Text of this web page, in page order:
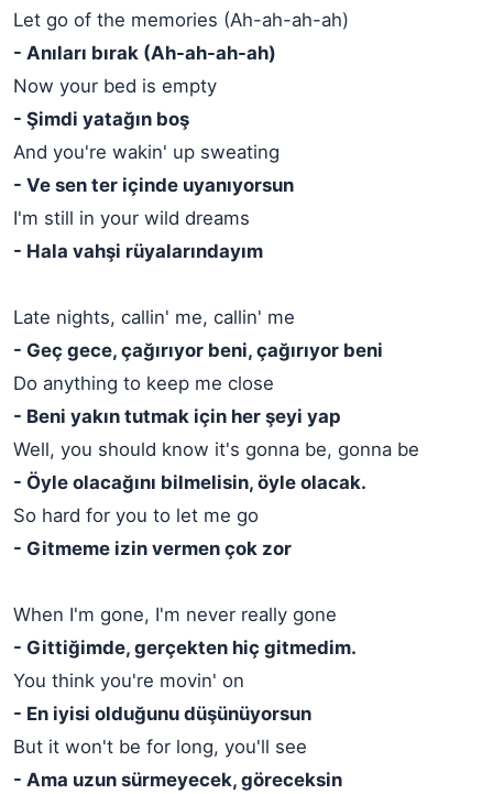
Let go of the memories (Ah-ah-ah-ah)
- Anıları bırak (Ah-ah-ah-ah)
Now your bed is empty
- Şimdi yatağın boş
And you're wakin' up sweating
- Ve sen ter içinde uyanıyorsun
I'm still in your wild dreams
- Hala vahşi rüyalarındayım
Late nights, callin' me, callin' me
- Geç gece, çağırıyor beni, çağırıyor beni
Do anything to keep me close
- Beni yakın tutmak için her şeyi yap
Well, you should know it's gonna be, gonna be
- Öyle olacağını bilmelisin, öyle olacak.
So hard for you to let me go
- Gitmeme izin vermen çok zor
When I'm gone, I'm never really gone
- Gittiğimde, gerçekten hiç gitmedim.
You think you're movin' on
- En iyisi olduğunu düşünüyorsun
But it won't be for long, you'll see
- Ama uzun sürmeyecek, göreceksin